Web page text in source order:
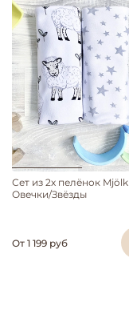
Сет из 2х пелёнок Mjölk
Овечки/Звёзды
От 1 199 руб